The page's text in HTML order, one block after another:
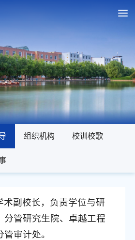
组织机构 校训校歌
术副校长，负责学位与研
分管研究生院、卓越工程
审计处。